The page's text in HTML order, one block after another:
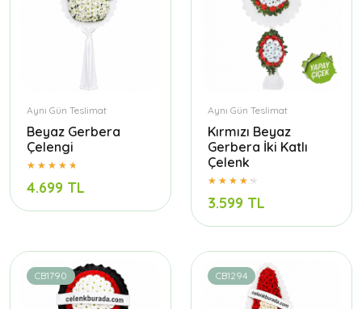
Aynı Gün Teslimat
Beyaz Gerbera
Çelengi
4.699 TL
Aynı Gün Teslimat
Kırmızı Beyaz
Gerbera İki Katlı
Çelenk
3.599 TL
CB1790 CB1294